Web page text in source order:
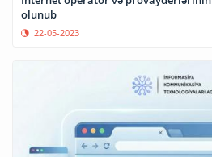
olunub
22-05-2023